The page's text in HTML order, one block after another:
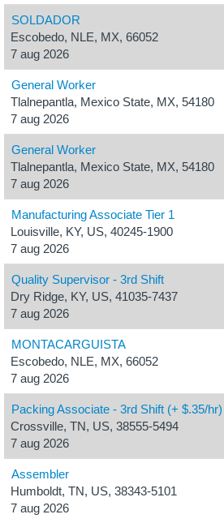
SOLDADOR
Escobedo, NLE, MX, 66052
7 aug 2026
General Worker
Tlalnepantla, Mexico State, MX, 54180
7 aug 2026
General Worker
Tlalnepantla, Mexico State, MX, 54180
7 aug 2026
Manufacturing Associate Tier 1
Louisville, KY, US, 40245-1900
7 aug 2026
Quality Supervisor - 3rd Shift
Dry Ridge, KY, US, 41035-7437
7 aug 2026
MONTACARGUISTA
Escobedo, NLE, MX, 66052
7 aug 2026
Packing Associate - 3rd Shift (+ $.35/hr)
Crossville, TN, US, 38555-5494
7 aug 2026
Assembler
Humboldt, TN, US, 38343-5101
7 aug 2026